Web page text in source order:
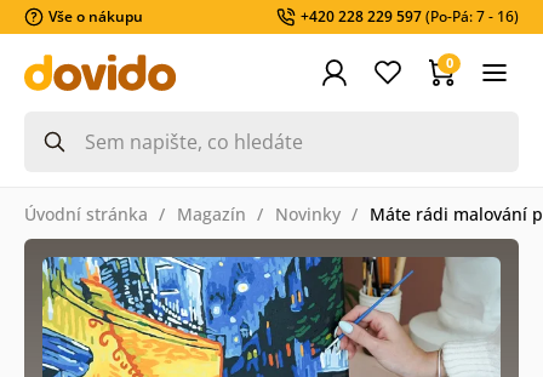
Vše o nákupu +420 228 229 597(Po-Pá: 7 - 16)
0
Úvodní stránka Magazín Novinky Máte rádi malování